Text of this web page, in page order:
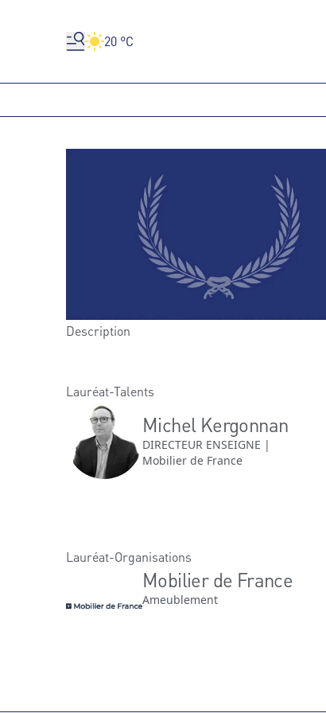
20 °C
Description
Lauréat-Talents
Michel Kergonnan
DIRECTEUR ENSEIGNE |
Mobilier de France
Lauréat-Organisations
Mobilier de France
Ameublement